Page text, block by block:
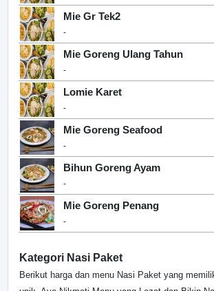
Mie Gr Tek2
-
Mie Goreng Ulang Tahun
-
Lomie Karet
-
Mie Goreng Seafood
-
Bihun Goreng Ayam
-
Mie Goreng Penang
-
Kategori Nasi Paket
Berikut harga dan menu Nasi Paket yang